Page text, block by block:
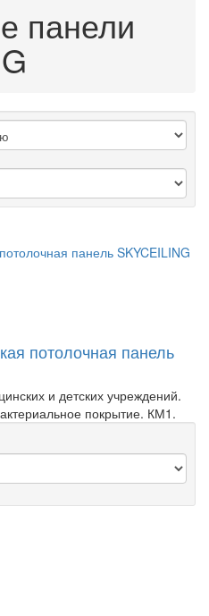
панели
потолочная панель
и детских учреждений.
покрытие. КМ1.